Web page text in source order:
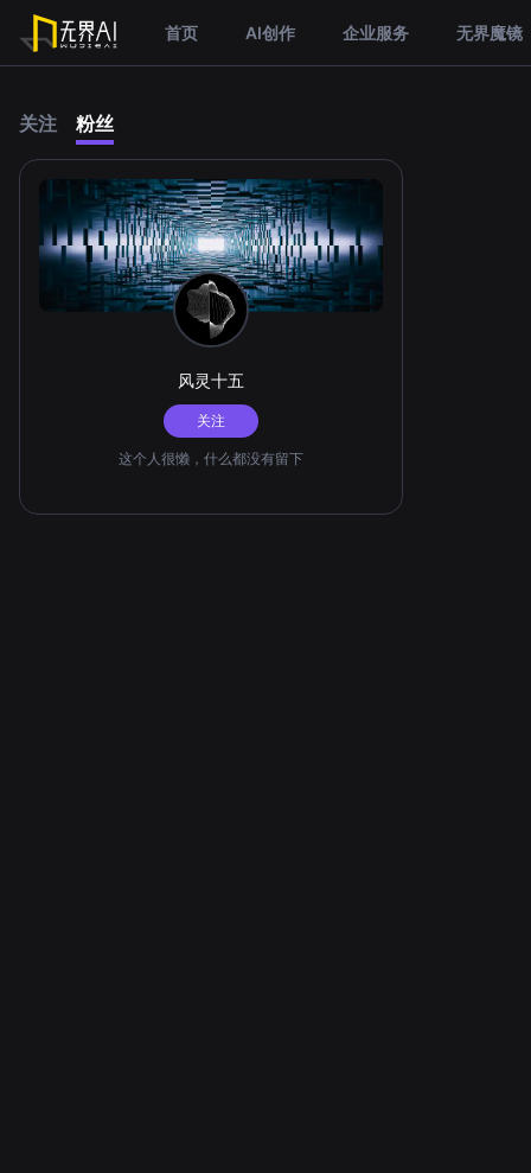
首页 AI创作 企业服务 无界魔镜
关注 粉丝
风灵十五
关注
这个人很懒，什么都没有留下